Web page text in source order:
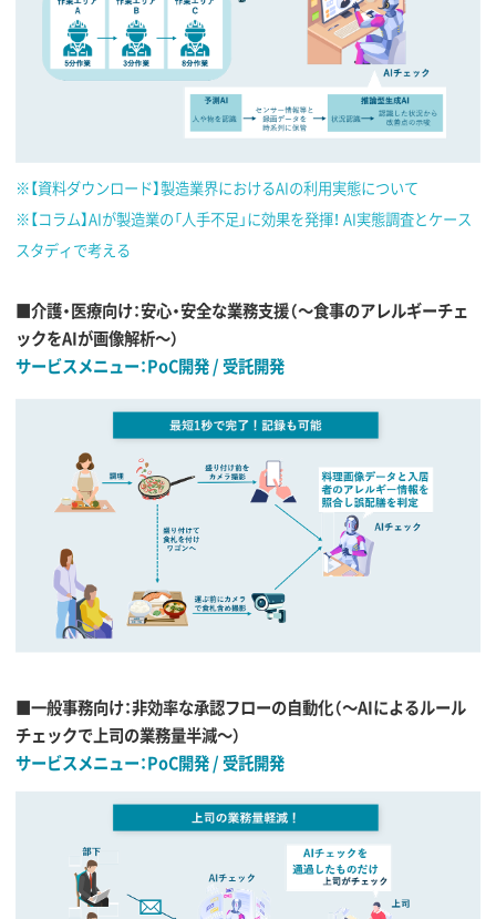
※【資料ダウンロード】製造業界におけるAIの利用実態について
※【コラム】AIが製造業の「人手不足」に効果を発揮！ AI実態調査とケース
スタディで考える
■介護・医療向け：安心・安全な業務支援（〜食事のアレルギーチェ
ックをAIが画像解析〜）
サービスメニュー：PoC開発 / 受託開発
■一般事務向け：非効率な承認フローの自動化（〜AIによるルール
チェックで上司の業務量半減〜）
サービスメニュー：PoC開発 / 受託開発